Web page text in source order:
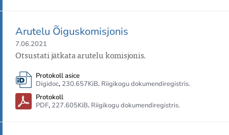
Arutelu Õiguskomisjonis
7.06.2021
Otsustati jätkata arutelu komisjonis.
Protokoll asice
Digidoc, 230.657KiB. Riigikogu dokumendiregistris.
Protokoll
PDF, 227.605KiB. Riigikogu dokumendiregistris.